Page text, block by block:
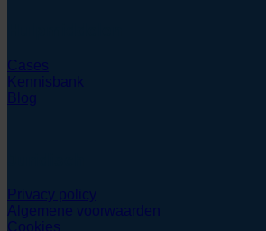
Cases
Kennisbank
Blog
Privacy policy
Algemene voorwaarden
Cookies